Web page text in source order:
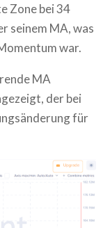
Zone bei 34
seinem MA, was
war.
MA
der bei
für